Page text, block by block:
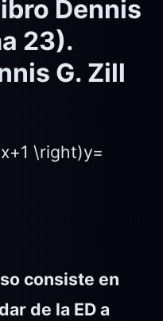
Dennis
23).
G. Zill
\right)y=
consiste en
de la ED a